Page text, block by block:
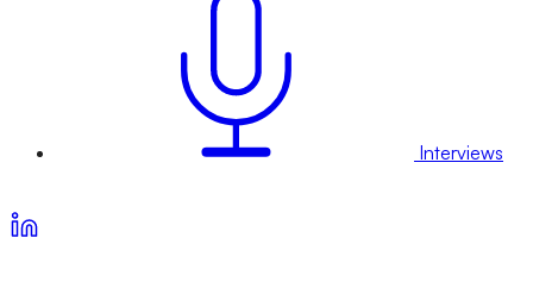
Interviews